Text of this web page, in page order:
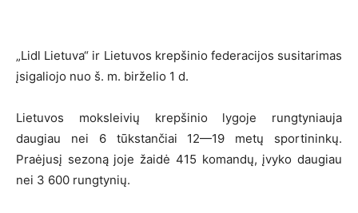
„Lidl Lietuva“ ir Lietuvos krepšinio federacijos susitarimas
įsigaliojo nuo š. m. birželio 1 d.
Lietuvos moksleivių krepšinio lygoje rungtyniauja
daugiau nei 6 tūkstančiai 12—19 metų sportininkų.
Praėjusį sezoną joje žaidė 415 komandų, įvyko daugiau
nei 3 600 rungtynių.